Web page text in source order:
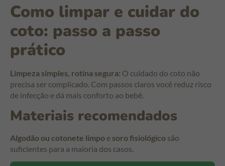
Como limpar e cuidar do
coto: passo a passo
prático
Limpeza simples, rotina segura: O cuidado do coto não
precisa ser complicado. Com passos claros você reduz risco
de infecção e dá mais conforto ao bebê.
Materiais recomendados
Algodão ou cotonete limpo e soro fisiológico são
suficientes para a maioria dos casos.